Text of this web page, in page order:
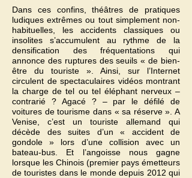
Dans ces confins, théâtres de pratiques
ludiques extrêmes ou tout simplement non-
habituelles, les accidents classiques ou
insolites s’accumulent au rythme de la
densification des fréquentations qui
annonce des ruptures des seuils « de bien-
être du touriste ». Ainsi, sur l’Internet
circulent de spectaculaires vidéos montrant
la charge de tel ou tel éléphant nerveux –
contrarié ? Agacé ? – par le défilé de
voitures de tourisme dans « sa réserve ». A
Venise, c’est un touriste allemand qui
décède des suites d’un « accident de
gondole » lors d’une collision avec un
bateau-bus. Et l’angoisse nous gagne
lorsque les Chinois (premier pays émetteurs
de touristes dans le monde depuis 2012 qui